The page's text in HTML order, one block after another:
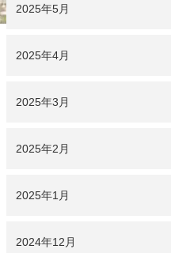
2025年5月
2025年4月
2025年3月
2025年2月
2025年1月
2024年12月